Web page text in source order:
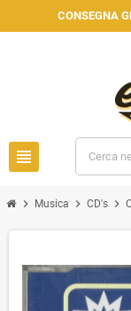
CONSEGNA
view_headline
chevron_right Musica chevron_right CD's chevron_right